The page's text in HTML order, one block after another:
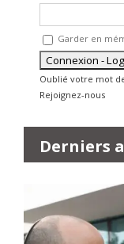
Garder en
Oublié votre mot
Rejoignez-nous
Derniers